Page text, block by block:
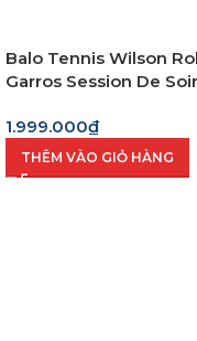
Balo Tennis Wilson
Garros Session De
1.999.000₫
THÊM VÀO GIỎ HÀNG